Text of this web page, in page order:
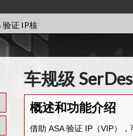
验证 IP核
车规级
概述和功能介绍
借助 ASA 验证 IP（VIP）